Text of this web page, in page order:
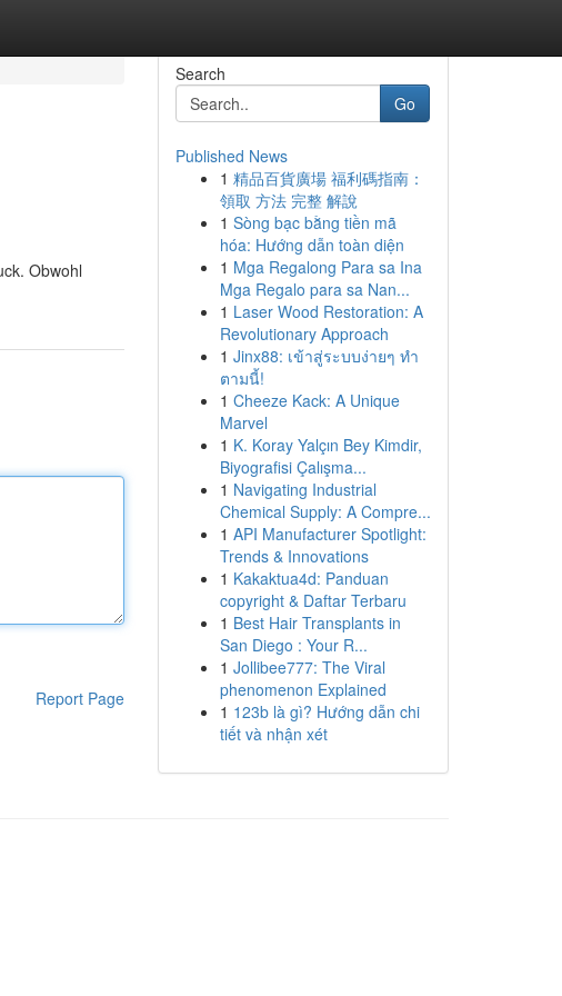
Obwohl
Report Page
Search
Go
Published News
1 精品百貨廣場 福利碼指南：
領取 方法 完整 解說
1 Sòng bạc bằng tiền mã
hóa: Hướng dẫn toàn diện
1 Mga Regalong Para sa Ina
Mga Regalo para sa Nan...
1 Laser Wood Restoration: A
Revolutionary Approach
1 Jinx88: เข้าสู่ระบบง่ายๆ ทำ
ตามนี้!
1 Cheeze Kack: A Unique
Marvel
1 K. Koray Yalçın Bey Kimdir,
Biyografisi Çalışma...
1 Navigating Industrial
Chemical Supply: A Compre...
1 API Manufacturer Spotlight:
Trends & Innovations
1 Kakaktua4d: Panduan
copyright & Daftar Terbaru
1 Best Hair Transplants in
San Diego : Your R...
1 Jollibee777: The Viral
phenomenon Explained
1 123b là gì? Hướng dẫn chi
tiết và nhận xét